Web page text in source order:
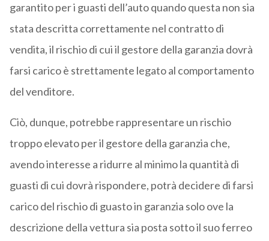
garantito per i guasti dell’auto quando questa non sia
stata descritta correttamente nel contratto di
vendita, il rischio di cui il gestore della garanzia dovrà
farsi carico è strettamente legato al comportamento
del venditore.
Ciò, dunque, potrebbe rappresentare un rischio
troppo elevato per il gestore della garanzia che,
avendo interesse a ridurre al minimo la quantità di
guasti di cui dovrà rispondere, potrà decidere di farsi
carico del rischio di guasto in garanzia solo ove la
descrizione della vettura sia posta sotto il suo ferreo